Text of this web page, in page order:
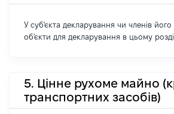
У суб'єкта декларування чи членів його
об'єкти для декларування в цьому
5. Цінне рухоме майно
транспортних засобів)